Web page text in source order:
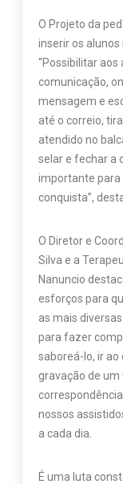
O Projeto da
inserir os alunos
“Possibilitar
comunicação,
mensagem e
até o correio,
atendido no
selar e fechar a
importante para
conquista”,
O Diretor e
Silva e a
Nanuncio
esforços para
as mais
para fazer
saboreá-lo, ir
gravação de um
nossos
a cada dia.
É uma luta